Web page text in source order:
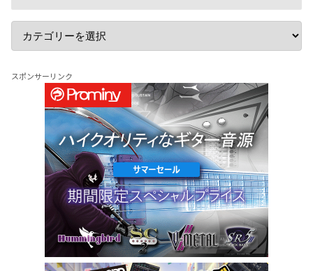
スポンサーリンク